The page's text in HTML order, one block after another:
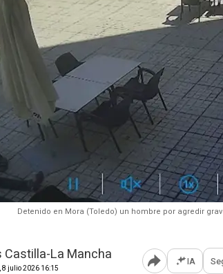
Detenido en Mora (Toledo) un hombre por agredir
Castilla-La Mancha
julio 2026 16:15 Abrir opciones
IA